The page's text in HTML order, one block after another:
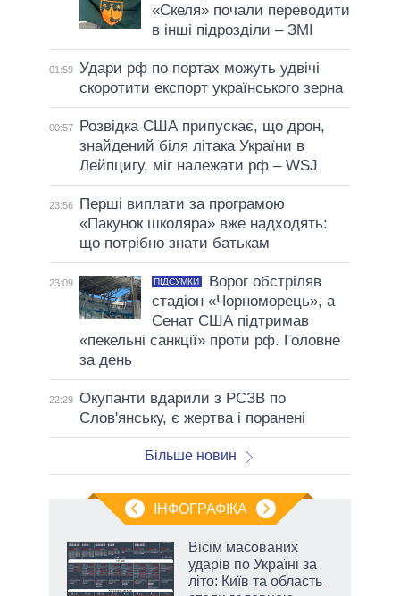
«Скеля» почали переводити
в інші підрозділи – ЗМІ
01:59 Удари рф по портах можуть удвічі
скоротити експорт українського зерна
00:57
Розвідка США припускає, що дрон,
знайдений біля літака України в
Лейпцигу, міг належати рф – WSJ
23:56
Перші виплати за програмою
«Пакунок школяра» вже надходять:
що потрібно знати батькам
23:09 ПІДСУМКИ
Ворог обстріляв
стадіон «Чорноморець», а
Сенат США підтримав
«пекельні санкції» проти рф. Головне
за день
22:29 Окупанти вдарили з РСЗВ по
Слов'янську, є жертва і поранені
Більше новин
ІНФОГРАФІКА
Вісім масованих
ударів по Україні за
літо: Київ та область